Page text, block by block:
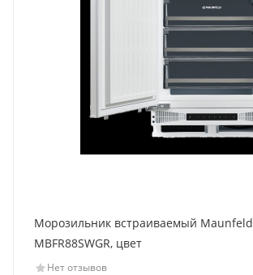
Морозильник встраиваемый Maunfeld
MBFR88SWGR, цвет
Нет отзывов